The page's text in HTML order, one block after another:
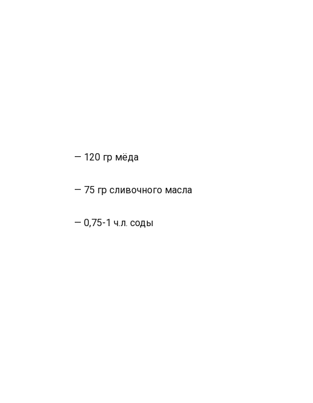
— 120 гр мёда
— 75 гр сливочного масла
— 0,75-1 ч.л. соды